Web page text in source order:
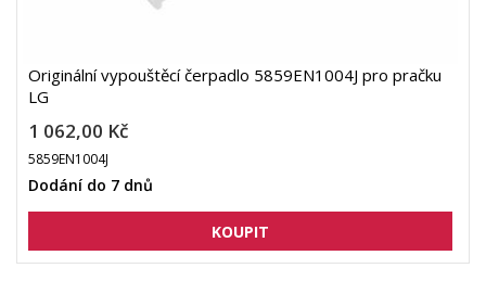
Originální vypouštěcí čerpadlo 5859EN1004J pro pračku
LG
1 062,00 Kč
5859EN1004J
Dodání do 7 dnů